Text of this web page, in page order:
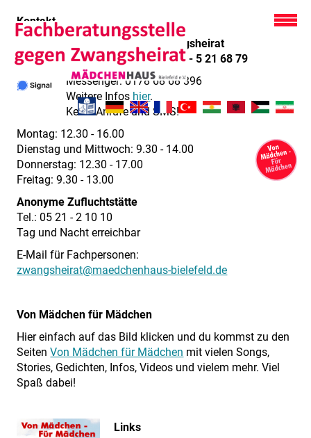
Kontakt
Fachberatungsstelle gegen Zwangsheirat
Telefonisch erreichbar unter:05 21 - 5 21 68 79
Messenger: 0178 68 68 396
Weitere Infos hier.
Keine Anrufe und SMS!
Montag: 12.30 - 16.00
Dienstag und Mittwoch: 9.30 - 14.00
Donnerstag: 12.30 - 17.00
Freitag: 9.30 - 13.00
Anonyme Zufluchtstätte
Tel.: 05 21 - 2 10 10
Tag und Nacht erreichbar
E-Mail für Fachpersonen:
zwangsheirat@maedchenhaus-bielefeld.de
Von Mädchen für Mädchen
Hier einfach auf das Bild klicken und du kommst zu den
SeitenVon Mädchen für Mädchen mit vielen Songs,
Stories, Gedichten, Infos, Videos und vielem mehr. Viel
Spaß dabei!
Links